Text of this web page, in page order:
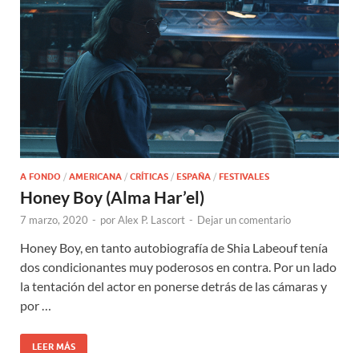
A FONDO / AMERICANA / CRÍTICAS / ESPAÑA / FESTIVALES
Honey Boy (Alma Har’el)
7 marzo, 2020 - porAlex P. Lascort - Dejar un comentario
Honey Boy, en tanto autobiografía de Shia Labeouf tenía
dos condicionantes muy poderosos en contra. Por un lado
la tentación del actor en ponerse detrás de las cámaras y
por …
LEER MÁS